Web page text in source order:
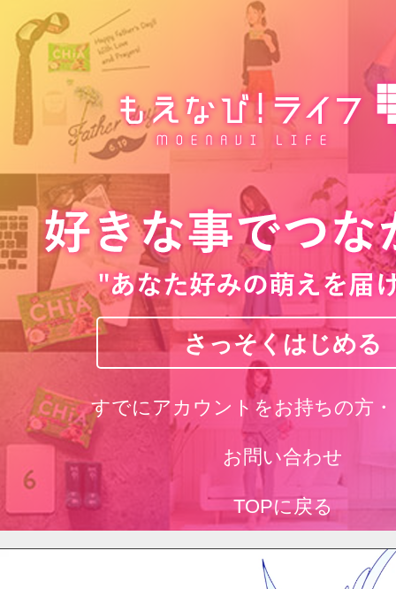
さっそくはじめる
すでにアカウントをお持ちの方
お問い合わせ
TOPに戻る